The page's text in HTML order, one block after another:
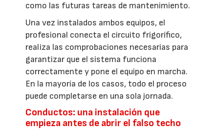
como las futuras tareas de mantenimiento.
Una vez instalados ambos equipos, el
profesional conecta el circuito frigorífico,
realiza las comprobaciones necesarias para
garantizar que el sistema funciona
correctamente y pone el equipo en marcha.
En la mayoría de los casos, todo el proceso
puede completarse en una sola jornada.
Conductos: una instalación que
empieza antes de abrir el falso techo